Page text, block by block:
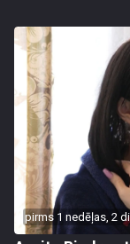
pirms 1 nedēļas, 2